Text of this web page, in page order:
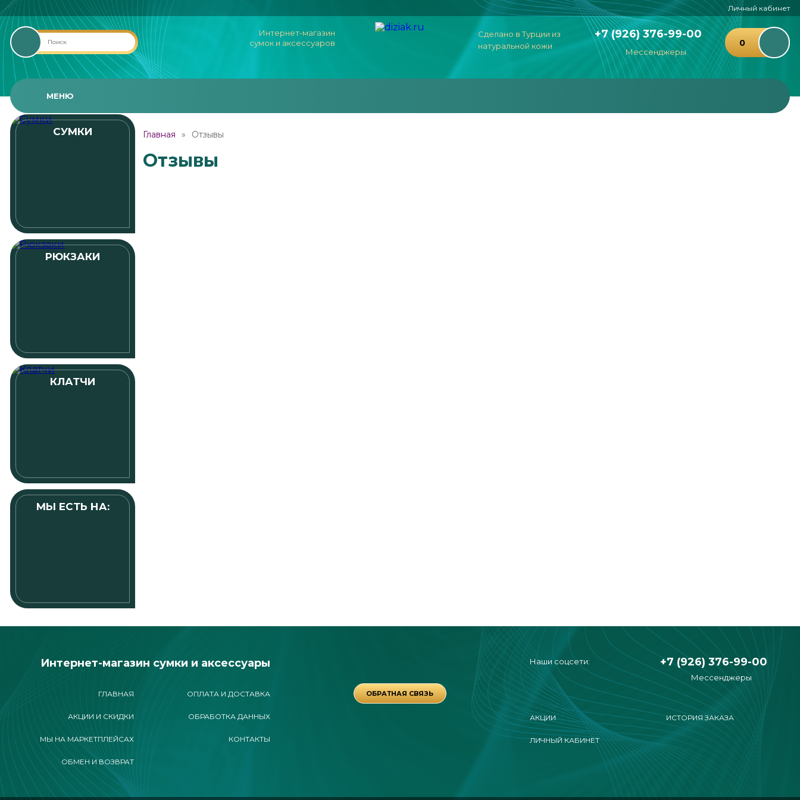
Личный кабинет
Интернет-магазин
сумок и аксессуаров
Сделано в Турции из
натуральной кожи
+7 (926) 376-99-00
Мессенджеры
0
МЕНЮ
СУМКИ
РЮКЗАКИ
КЛАТЧИ
МЫ ЕСТЬ НА:
Главная Отзывы
Отзывы
Интернет-магазин сумки и аксессуары
ГЛАВНАЯ
АКЦИИ И СКИДКИ
МЫ НА МАРКЕТПЛЕЙСАХ
ОБМЕН И ВОЗВРАТ
ОПЛАТА И ДОСТАВКА
ОБРАБОТКА ДАННЫХ
КОНТАКТЫ
ОБРАТНАЯ СВЯЗЬ
Наши соцсети: +7 (926) 376-99-00
Мессенджеры
АКЦИИ
ЛИЧНЫЙ КАБИНЕТ
ИСТОРИЯ ЗАКАЗА